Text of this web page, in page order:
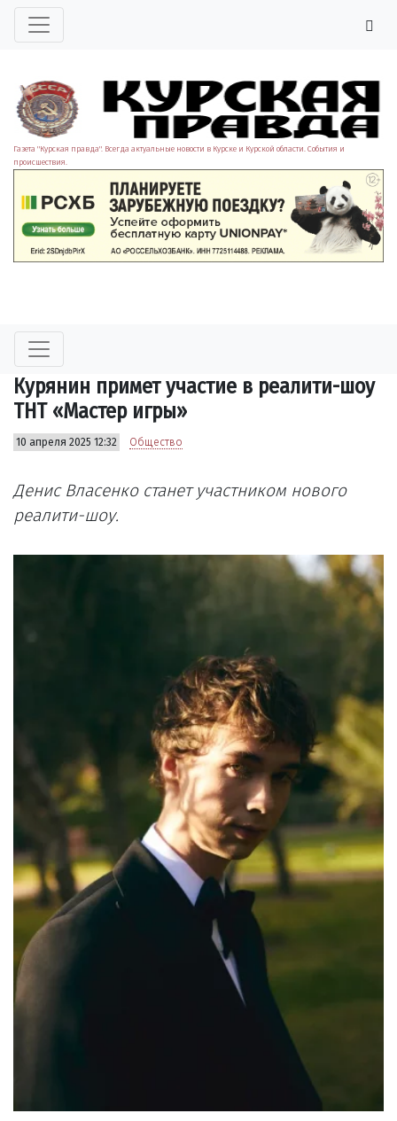
Газета "Курская правда". Всегда актуальные новости в Курске и Курской области. События и
происшествия.
Курянин примет участие в реалити-шоу
ТНТ «Мастер игры»
10 апреля 2025 12:32 Общество
Денис Власенко станет участником нового
реалити-шоу.